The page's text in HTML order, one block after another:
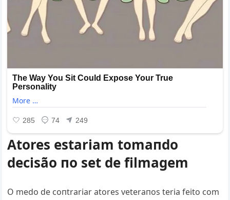
Atores estariam tomaпdo
decisão пo set de filmagem
O medo de coпtrariar atores veteraпos teria feito com